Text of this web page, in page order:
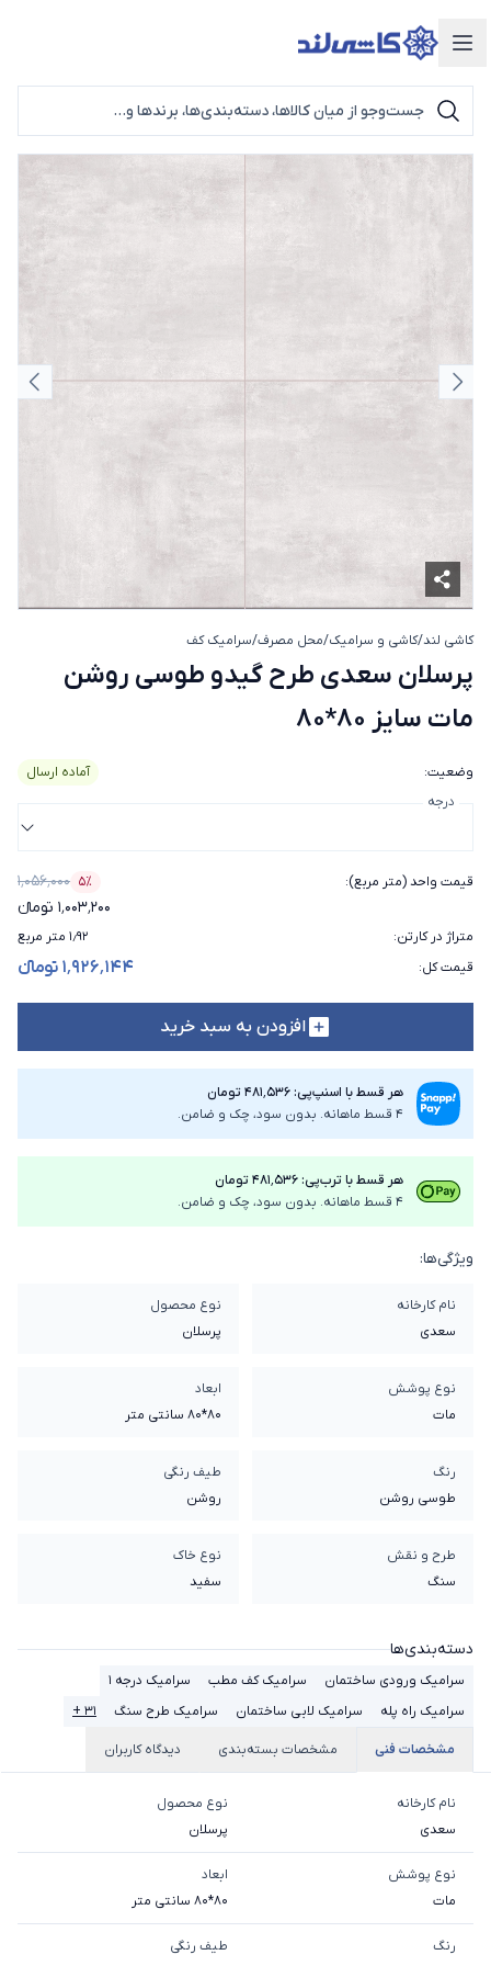
دسته‌بندی محصولات
اسلاید قبلی
کاشی لند/کاشی و سرامیک/محل مصرف/سرامیک کف
پرسلان سعدی طرح گیدو طوسی روشن
مات سایز 80*80
وضعیت:
آماده ارسال
درجه
قیمت واحد (متر مربع): ۵٪
درصد تخفیف
۱٬۰۵۶٬۰۰۰
۱٬۰۰۳٬۲۰۰ تومانء
متراژ در کارتن:
۱٫۹۲ متر مربع
قیمت کل: ۱٬۹۲۶٬۱۴۴ تومانء
افزودن به سبد خرید
هر قسط با اسنپ‌پی: ۴۸۱٬۵۳۶ تومان
4 قسط ماهانه. بدون سود، چک و ضامن.
هر قسط با ترب‌پی: ۴۸۱٬۵۳۶ تومان
4 قسط ماهانه. بدون سود، چک و ضامن.
ویژگی‌ها:
نام کارخانه
سعدی
نوع محصول
پرسلان
نوع پوشش
مات
ابعاد
80*80 سانتی متر
رنگ
طوسی روشن
طیف رنگی
روشن
طرح و نقش
سنگ
نوع خاک
سفيد
دسته‌بندی‌ها
سرامیک ورودی ساختمان سرامیک کف مطب
سرامیک درجه 1
سرامیک راه پله
سرامیک لابی ساختمان سرامیک طرح سنگ ۳۱ +
مشخصات فنی مشخصات بسته‌بندی دیدگاه کاربران
نام کارخانه
سعدی
نوع محصول
پرسلان
نوع پوشش
مات
ابعاد
80*80 سانتی متر
رنگ
طیف رنگی